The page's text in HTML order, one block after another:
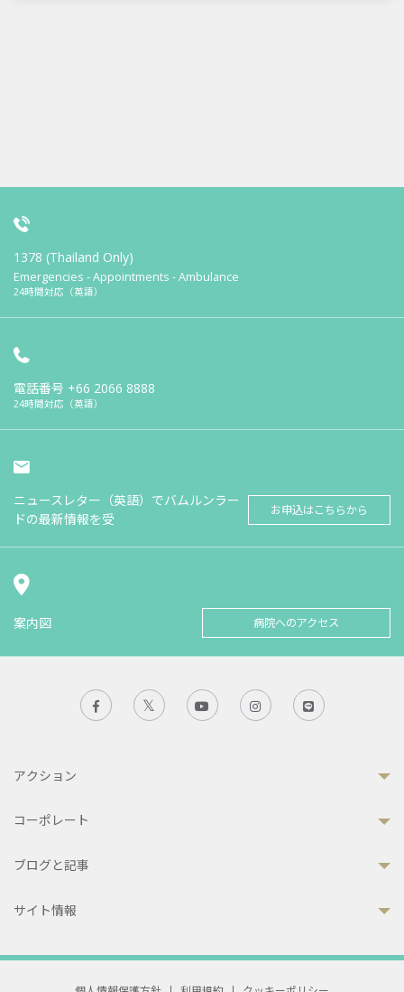
1378 (Thailand Only)
Emergencies - Appointments - Ambulance
24時間対応（英語）
電話番号 +66 2066 8888
24時間対応（英語）
ニュースレター（英語）でバムルンラー
ドの最新情報を受
お申込はこちらから
案内図 病院へのアクセス
アクション
コーポレート
ブログと記事
サイト情報